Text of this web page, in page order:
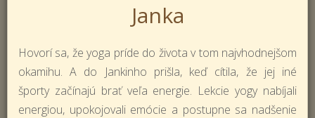
Janka
Hovorí sa, že yoga príde do života v tom najvhodnejšom
okamihu. A do Jankinho prišla, keď cítila, že jej iné
športy začínajú brať veľa energie. Lekcie yogy nabíjali
energiou, upokojovali emócie a postupne sa nadšenie